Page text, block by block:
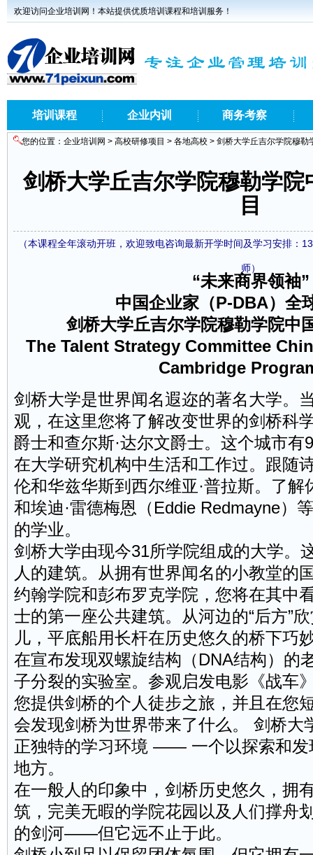
欢迎访问企业培训网！本站提供优质培训课程和培训服务！
培训课程 企业内训 商务考察
您的位置： 企业培训网 > 高校研修项目 > 各地高校> 剑桥大学丘吉尔学院穆勒
剑桥大学丘吉尔学院穆勒学
目
（本课程全年滚动开班，欢迎致电咨询最新开学时间及学习安排：
师）
“未来商界领袖”
中国企业家（P-DBA）全
剑桥大学丘吉尔学院穆勒学院中
The Talent Strategy Committee
Cambridge
剑桥大学是世界闻名遐迩的著名大学。
观，在这里您将了解改变世界的剑桥科
爵士和查尔斯·达尔文爵士。这个城市
在大学研究机构中生活和工作过。跟随
伦和华兹华斯到西尔维亚·普拉斯。了解
和埃迪·雷德梅恩（Eddie Redmayne）
的学业。
剑桥大学由现今31所学院组成的大学。
人的建筑。从拥有世界闻名的小教堂的
约翰学院和彭布罗克学院，您将在其中
士的第一座公共建筑。从河边的“后方”
儿，平底船用长杆在历史悠久的桥下巧
在宣布发现双螺旋结构（DNA结构）的
子分裂的实验室。参观启发电影《战车
您提供剑桥的个人徒步之旅，并且在您
会发现剑桥为世界带来了什么。 剑桥大
正独特的学习环境 —— 一个以探索和发
地方。
在一般人的印象中，剑桥历史悠久，拥
筑，完美无暇的学院花园以及人们撑舟
的剑河——但它远不止于此。